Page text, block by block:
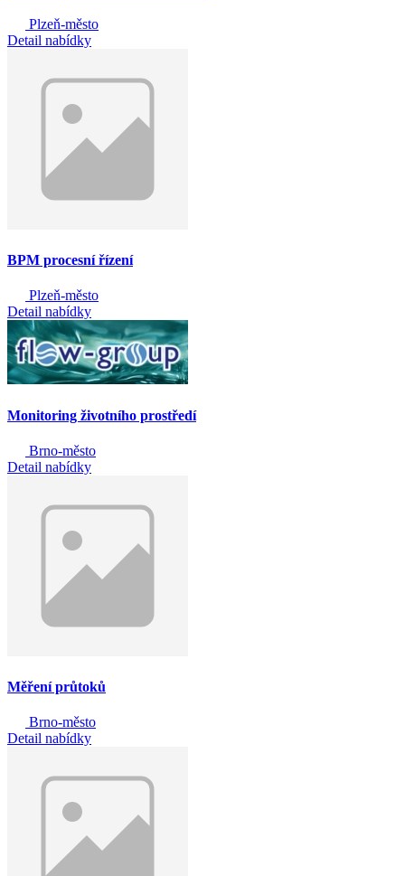
Plzeň-město
Detail nabídky
BPM procesní řízení
Plzeň-město
Detail nabídky
Monitoring životního prostředí
Brno-město
Detail nabídky
Měření průtoků
Brno-město
Detail nabídky